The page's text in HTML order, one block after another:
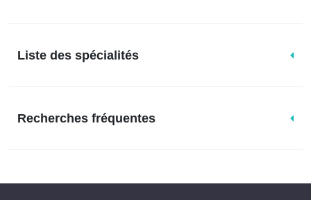
Liste des spécialités
Recherches fréquentes